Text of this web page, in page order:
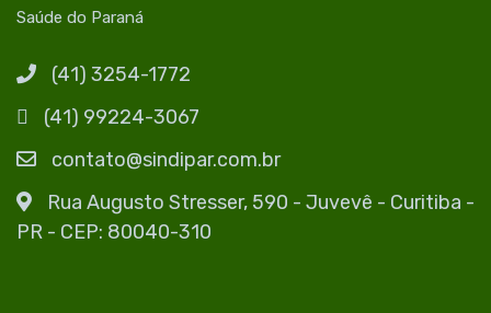
Saúde do Paraná
(41) 3254-1772
(41) 99224-3067
contato@sindipar.com.br
Rua Augusto Stresser, 590 - Juvevê - Curitiba -
PR - CEP: 80040-310